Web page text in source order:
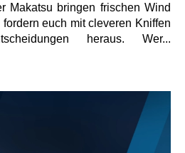
Makatsu bringen frischen Wind
euch mit cleveren Kniffen
heraus. Wer...